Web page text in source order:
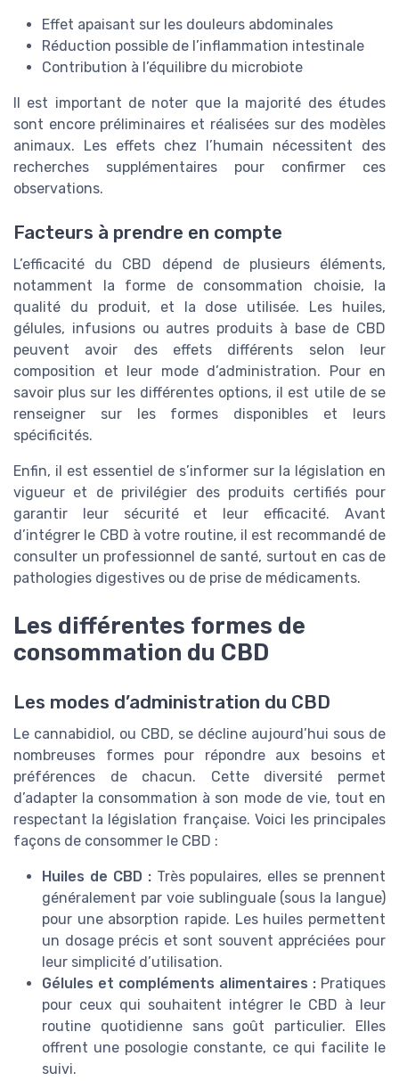
Effet apaisant sur les douleurs abdominales
Réduction possible de l’inflammation intestinale
Contribution à l’équilibre du microbiote
Il est important de noter que la majorité des études
sont encore préliminaires et réalisées sur des modèles
animaux. Les effets chez l’humain nécessitent des
recherches supplémentaires pour confirmer ces
observations.
Facteurs à prendre en compte
L’efficacité du CBD dépend de plusieurs éléments,
notamment la forme de consommation choisie, la
qualité du produit, et la dose utilisée. Les huiles,
gélules, infusions ou autres produits à base de CBD
peuvent avoir des effets différents selon leur
composition et leur mode d’administration. Pour en
savoir plus sur les différentes options, il est utile de se
renseigner sur les formes disponibles et leurs
spécificités.
Enfin, il est essentiel de s’informer sur la législation en
vigueur et de privilégier des produits certifiés pour
garantir leur sécurité et leur efficacité. Avant
d’intégrer le CBD à votre routine, il est recommandé de
consulter un professionnel de santé, surtout en cas de
pathologies digestives ou de prise de médicaments.
Les différentes formes de
consommation du CBD
Les modes d’administration du CBD
Le cannabidiol, ou CBD, se décline aujourd’hui sous de
nombreuses formes pour répondre aux besoins et
préférences de chacun. Cette diversité permet
d’adapter la consommation à son mode de vie, tout en
respectant la législation française. Voici les principales
façons de consommer le CBD :
Huiles de CBD :Très populaires, elles se prennent
généralement par voie sublinguale (sous la langue)
pour une absorption rapide. Les huiles permettent
un dosage précis et sont souvent appréciées pour
leur simplicité d’utilisation.
Gélules et compléments alimentaires : Pratiques
pour ceux qui souhaitent intégrer le CBD à leur
routine quotidienne sans goût particulier. Elles
offrent une posologie constante, ce qui facilite le
suivi.